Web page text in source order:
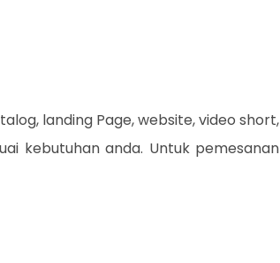
landing Page, website, video short,
kebutuhan anda. Untuk pemesanan